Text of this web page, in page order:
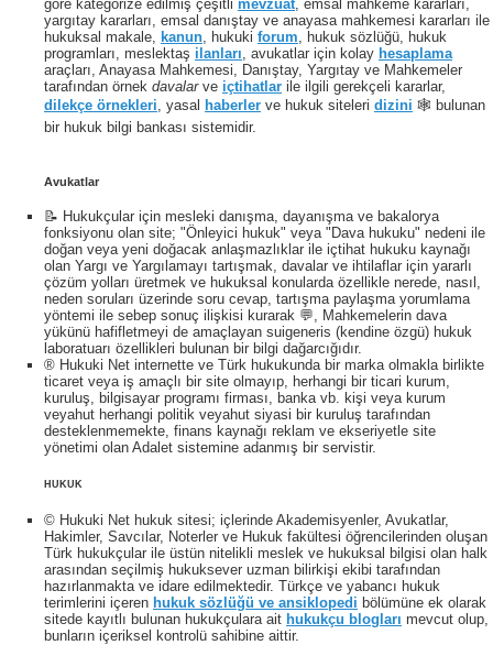
göre kategorize edilmiş çeşitli mevzuat, emsal mahkeme kararları,
yargıtay kararları, emsal danıştay ve anayasa mahkemesi kararları ile
hukuksal makale, kanun, hukuki forum, hukuk sözlüğü, hukuk
programları, meslektaş ilanları, avukatlar için kolay hesaplama
araçları, Anayasa Mahkemesi, Danıştay, Yargıtay ve Mahkemeler
tarafından örnek davalarve içtihatlar ile ilgili gerekçeli kararlar,
dilekçe örnekleri, yasal haberler ve hukuk siteleri dizini 🕸 bulunan
bir hukuk bilgi bankası sistemidir.
Avukatlar
📝 Hukukçular için mesleki danışma, dayanışma ve bakalorya
fonksiyonu olan site; "Önleyici hukuk" veya "Dava hukuku" nedeni ile
doğan veya yeni doğacak anlaşmazlıklar ile içtihat hukuku kaynağı
olan Yargı ve Yargılamayı tartışmak, davalar ve ihtilaflar için yararlı
çözüm yolları üretmek ve hukuksal konularda özellikle nerede, nasıl,
neden soruları üzerinde soru cevap, tartışma paylaşma yorumlama
yöntemi ile sebep sonuç ilişkisi kurarak 💬, Mahkemelerin dava
yükünü hafifletmeyi de amaçlayan suigeneris (kendine özgü) hukuk
laboratuarı özellikleri bulunan bir bilgi dağarcığıdır.
® Hukuki Net internette ve Türk hukukunda bir marka olmakla birlikte
ticaret veya iş amaçlı bir site olmayıp, herhangi bir ticari kurum,
kuruluş, bilgisayar programı firması, banka vb. kişi veya kurum
veyahut herhangi politik veyahut siyasi bir kuruluş tarafından
desteklenmemekte, finans kaynağı reklam ve ekseriyetle site
yönetimi olan Adalet sistemine adanmış bir servistir.
HUKUK
© Hukuki Net hukuk sitesi; içlerinde Akademisyenler, Avukatlar,
Hakimler, Savcılar, Noterler ve Hukuk fakültesi öğrencilerinden oluşan
Türk hukukçular ile üstün nitelikli meslek ve hukuksal bilgisi olan halk
arasından seçilmiş hukuksever uzman bilirkişi ekibi tarafından
hazırlanmakta ve idare edilmektedir. Türkçe ve yabancı hukuk
terimlerini içeren hukuk sözlüğü ve ansiklopedi bölümüne ek olarak
sitede kayıtlı bulunan hukukçulara ait hukukçu blogları mevcut olup,
bunların içeriksel kontrolü sahibine aittir.